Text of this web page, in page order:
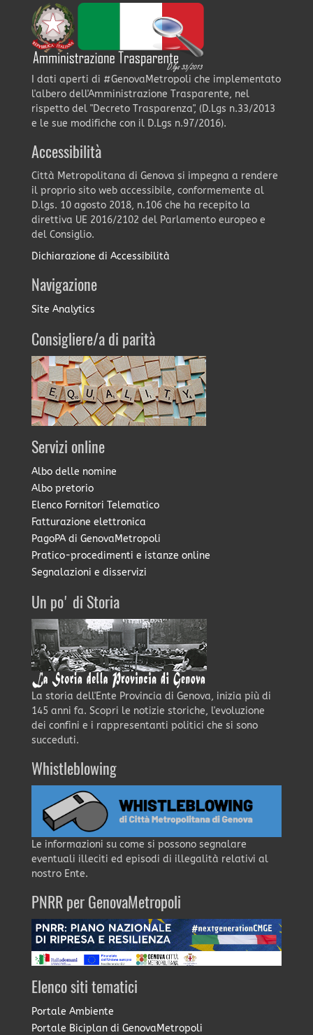
I dati aperti di #GenovaMetropoli che implementato
l'albero dell'Amministrazione Trasparente, nel
rispetto del "Decreto Trasparenza", (D.Lgs n.33/2013
e le sue modifiche con il D.Lgs n.97/2016).
Accessibilità
Città Metropolitana di Genova si impegna a rendere
il proprio sito web accessibile, conformemente al
D.lgs. 10 agosto 2018, n.106 che ha recepito la
direttiva UE 2016/2102 del Parlamento europeo e
del Consiglio.
Dichiarazione di Accessibilità
Navigazione
Site Analytics
Consigliere/a di parità
Servizi online
Albo delle nomine
Albo pretorio
Elenco Fornitori Telematico
Fatturazione elettronica
PagoPA di GenovaMetropoli
Pratico-procedimenti e istanze online
Segnalazioni e disservizi
Un po' di Storia
La storia dell'Ente Provincia di Genova, inizia più di
145 anni fa. Scopri le notizie storiche, l'evoluzione
dei confini e i rappresentanti politici che si sono
succeduti.
Whistleblowing
Le informazioni su come si possono segnalare
eventuali illeciti ed episodi di illegalità relativi al
nostro Ente.
PNRR per GenovaMetropoli
Elenco siti tematici
Portale Ambiente
Portale Biciplan di GenovaMetropoli